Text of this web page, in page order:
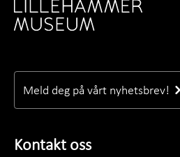
Meld deg på vårt nyhetsbrev!
Kontakt oss